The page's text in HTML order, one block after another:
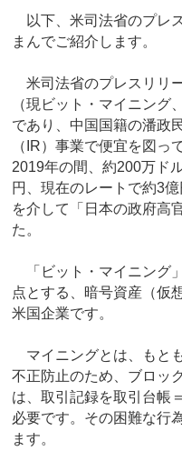
以下、米司法省のプレ
まんでご紹介します。
米司法省のプレスリリ
（現ビット・マイニング
であり、中国国籍の潘政
（IR）事業で便宜を図っ
2019年の間、約200万ド
円、現在のレートで約3
を介して「日本の政府高
た。
「ビット・マイニング
点とする、暗号資産（仮
米国企業です。
マイニングとは、もと
不正防止のため、ブロッ
は、取引記録を取引台帳
必要です。その困難な行
ます。